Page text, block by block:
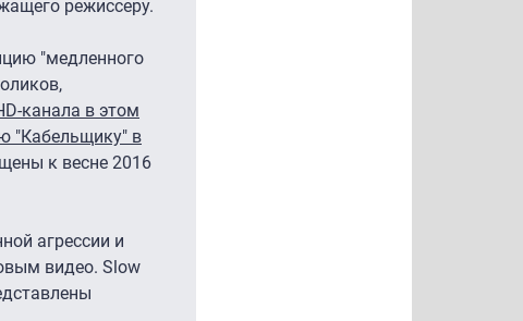
режиссеру.
"медленного
канала в этом
"Кабельщику" в
к весне 2016
агрессии и
видео. Slow